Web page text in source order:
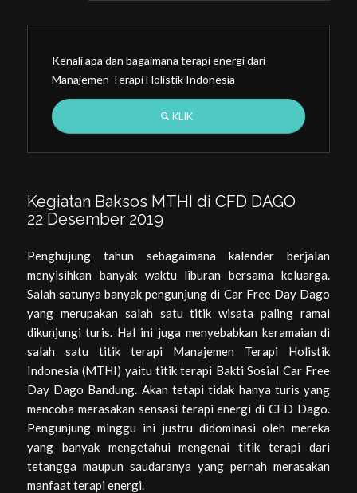
Kenali apa dan bagaimana terapi energi dari
Manajemen Terapi Holistik Indonesia
KLIK
Kegiatan Baksos MTHI di CFD DAGO
22 Desember 2019
Penghujung tahun sebagaimana kalender berjalan
menyisihkan banyak waktu liburan bersama keluarga.
Salah satunya banyak pengunjung di Car Free Day Dago
yang merupakan salah satu titik wisata paling ramai
dikunjungi turis. Hal ini juga menyebabkan keramaian di
salah satu titik terapi Manajemen Terapi Holistik
Indonesia (MTHI) yaitu titik terapi Bakti Sosial Car Free
Day Dago Bandung. Akan tetapi tidak hanya turis yang
mencoba merasakan sensasi terapi energi di CFD Dago.
Pengunjung minggu ini justru didominasi oleh mereka
yang banyak mengetahui mengenai titik terapi dari
tetangga maupun saudaranya yang pernah merasakan
manfaat terapi energi.